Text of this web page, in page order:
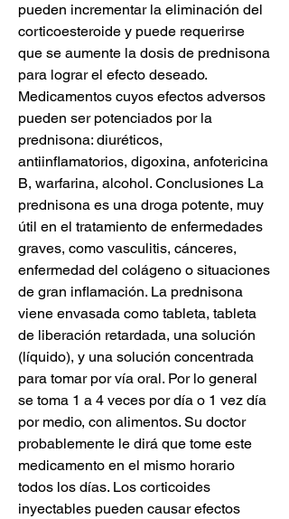
pueden incrementar la eliminación del
corticoesteroide y puede requerirse
que se aumente la dosis de prednisona
para lograr el efecto deseado.
Medicamentos cuyos efectos adversos
pueden ser potenciados por la
prednisona: diuréticos,
antiinflamatorios, digoxina, anfotericina
B, warfarina, alcohol. Conclusiones La
prednisona es una droga potente, muy
útil en el tratamiento de enfermedades
graves, como vasculitis, cánceres,
enfermedad del colágeno o situaciones
de gran inflamación. La prednisona
viene envasada como tableta, tableta
de liberación retardada, una solución
(líquido), y una solución concentrada
para tomar por vía oral. Por lo general
se toma 1 a 4 veces por día o 1 vez día
por medio, con alimentos. Su doctor
probablemente le dirá que tome este
medicamento en el mismo horario
todos los días. Los corticoides
inyectables pueden causar efectos